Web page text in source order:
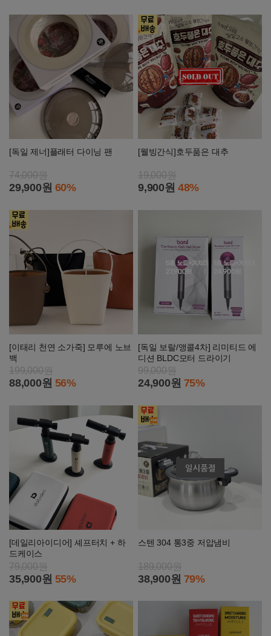
[독일 제너]플래터 다이닝 팬
74,000원
29,900원 60%
[웰빙간식]호두품은 대추
19,000원
9,900원 48%
[이태리 천연 소가죽] 모루에 노브
백
199,000원
88,000원 56%
[독일 보랄/앵콜4차] 리미티드 에
디션 BLDC모터 드라이기
99,000원
24,900원 75%
[데일리아이디어] 셰프터치 + 하
드케이스
79,000원
35,900원 55%
스텐 304 통3중 저압냄비
189,000원
38,900원 79%